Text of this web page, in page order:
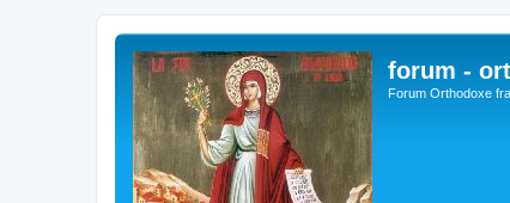
forum -
Forum Orthodoxe